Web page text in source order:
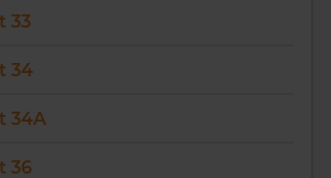
33
34
34A
36